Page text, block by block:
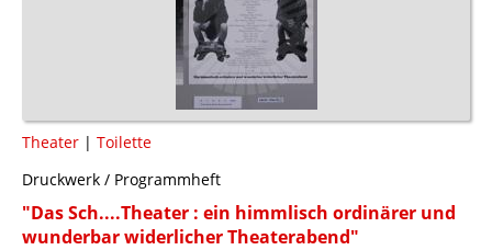
Theater | Toilette
Druckwerk / Programmheft
"Das Sch....Theater : ein himmlisch ordinärer und
wunderbar widerlicher Theaterabend"